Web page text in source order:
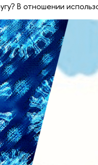
В отношении